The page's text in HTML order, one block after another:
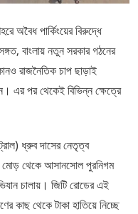
অবৈধ পার্কিংয়ের বিরুদ্ধে
বাংলায় নতুন সরকার গঠনের
রাজনৈতিক চাপ ছাড়াই
এর পর থেকেই বিভিন্ন ক্ষেত্রে
ধ্রুব দাসের নেতৃত্ব
মোড় থেকে আসানসোল পুরনিগম
চালায়। জিটি রোডের এই
কাছ থেকে টাকা হাতিয়ে নিচ্ছে